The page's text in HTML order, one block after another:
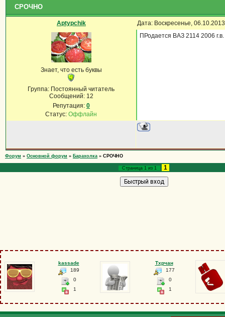
СРОЧНО
Aptypchik Дата: Воскресенье,
Знает, что есть буквы
Группа: Постоянный читатель
Сообщений: 12
Репутация: 0
Статус:Оффлайн
ПРодается ВАЗ 2114 2006
Форум » Основной форум » Барахолка » СРОЧНО
Страница 1 из 1 1
kassade
189
0
1
Тхрчан
177
0
1